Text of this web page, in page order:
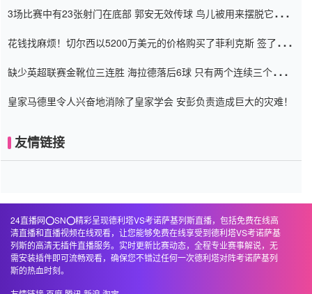
3场比赛中有23张射门在底部 郭安无效传球 鸟儿被用来摆脱它
花钱找麻烦！切尔西以5200万美元的价格购买了菲利克斯 签了7年
缺少英超联赛金靴位三连胜 海拉德落后6球 只有两个连续三个连续
皇家马德里令人兴奋地消除了皇家学会 安彭负责造成巨大的灾难！
友情链接
24直播网⭕️SN⭕️精彩呈现德利塔VS考诺萨基列斯直播，包括免费在线高
清直播和直播视频在线观看，让您能够免费在线享受到德利塔VS考诺萨基
列斯的高清无插件直播服务。实时更新比赛动态，全程专业赛事解说，无
需安装插件即可流畅观看，确保您不错过任何一次德利塔对阵考诺萨基列
斯的热血时刻。